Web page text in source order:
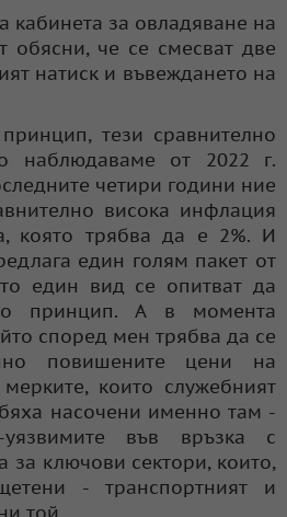
кабинета за овладяване на
обясни, че се смесват две
натиск и въвеждането на
тези сравнително
наблюдаваме от 2022 г.
четири години ние
висока инфлация
която трябва да е 2%. И
един голям пакет от
един вид се опитват да
принцип. А в момента
според мен трябва да се
повишените цени на
които служебният
насочени именно там -
във връзка с
за ключови сектори, които,
- транспортният и